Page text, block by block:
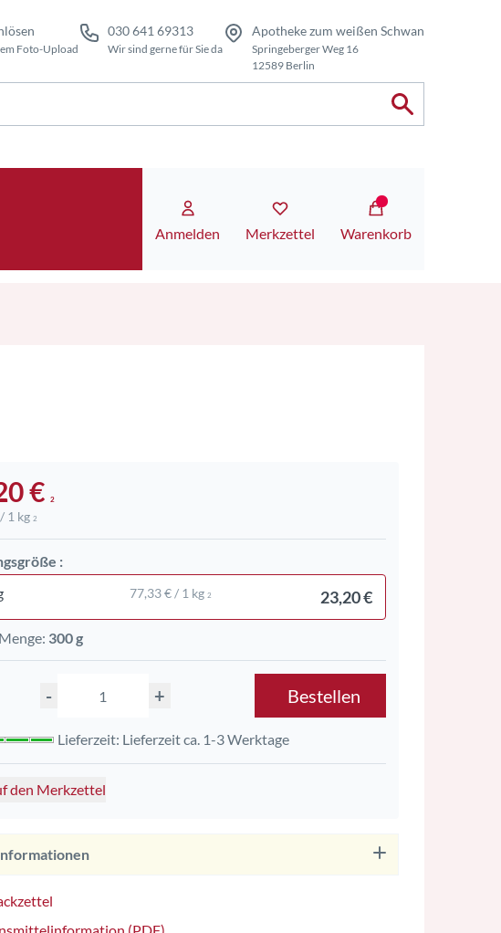
Foto-Upload
030 641 69313
Wir sind gerne für Sie da
Apotheke zum weißen Schwan
Springeberger Weg 16
12589 Berlin
Anmelden Merkzettel Warenkorb
€ 2
1 kg 2
:
77,33 € / 1 kg 2 23,20 €
300 g
- + Bestellen
Lieferzeit: Lieferzeit ca. 1-3 Werktage
den Merkzettel